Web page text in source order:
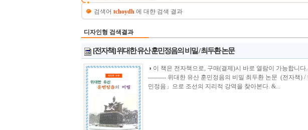
검색어 tchoydh 에 대햔 검색 결과
디자인형 검색결과
[전자책] 위대한 유산 훈민정음의 비밀 / 최두환 논문
◑ 이 책은 전자책으로, 구매(결제)시 바로 열람이 가능합니
--------- 위대한 유산 훈민정음의 비밀 최두환 논문 (전자책
민정음」으로 조선의 지리적 강역을 찾아본다. &...